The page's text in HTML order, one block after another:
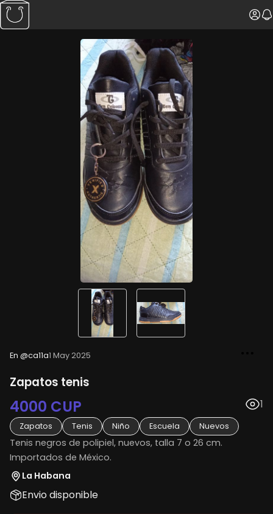
En @ca11a1 May 2025
Zapatos tenis
4000 CUP 1
Zapatos Tenis Niño Escuela Nuevos
Tenis negros de polipiel, nuevos, talla 7 o 26 cm.
Importados de México.
La Habana
Envio disponible